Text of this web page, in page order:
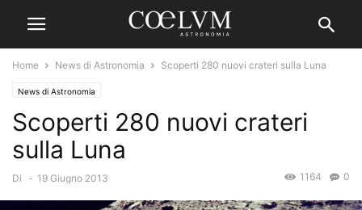
Home News di Astronomia Scoperti 280 nuovi crateri sulla Luna
News di Astronomia
Scoperti 280 nuovi crateri
sulla Luna
Di - 19 Giugno 2013 0
1164